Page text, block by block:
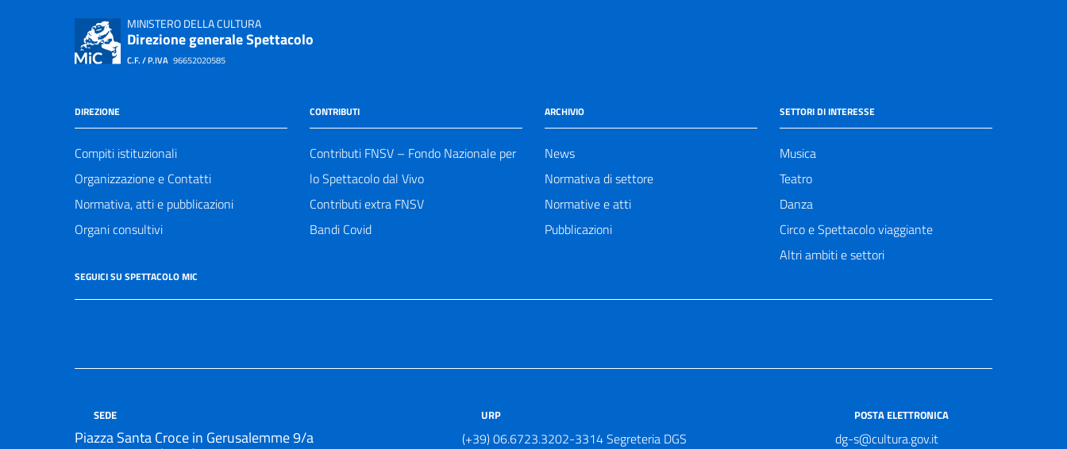
MINISTERO DELLA CULTURA
Direzione generale Spettacolo
C.F. / P.IVA 96652020585
DIREZIONE
Compiti istituzionali
Organizzazione e Contatti
Normativa, atti e pubblicazioni
Organi consultivi
CONTRIBUTI
Contributi FNSV – Fondo Nazionale per
lo Spettacolo dal Vivo
Contributi extra FNSV
Bandi Covid
ARCHIVIO
News
Normativa di settore
Normative e atti
Pubblicazioni
SETTORI DI INTERESSE
Musica
Teatro
Danza
Circo e Spettacolo viaggiante
Altri ambiti e settori
SEGUICI SU SPETTACOLO MIC
SEDE
Piazza Santa Croce in Gerusalemme 9/a
URP
(+39) 06.6723.3202-3314 Segreteria DGS
POSTA ELETTRONICA
dg-s@cultura.gov.it